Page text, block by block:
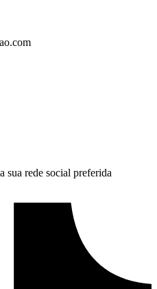
sua rede social preferida